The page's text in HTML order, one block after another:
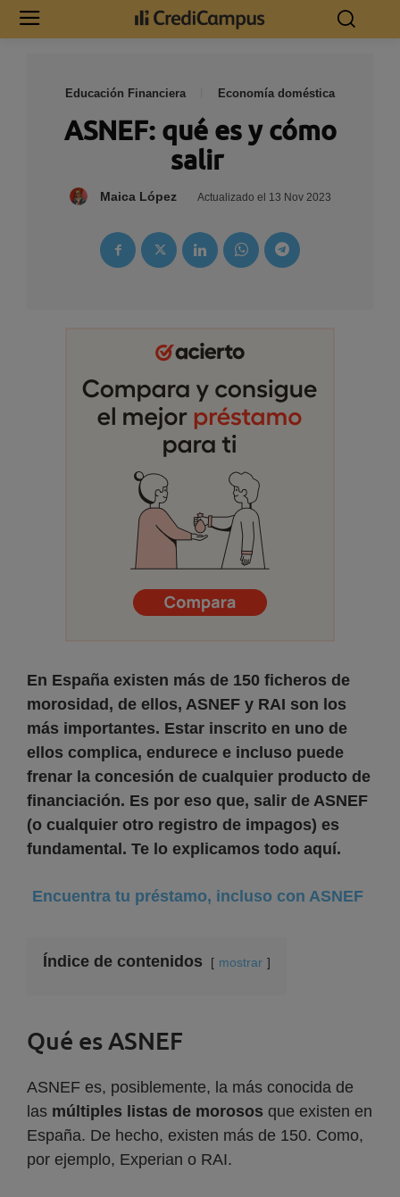
Educación Financiera Economía doméstica
ASNEF: qué es y cómo
salir
Maica López Actualizado el 13 Nov 2023
En España existen más de 150 ficheros de
morosidad, de ellos, ASNEF y RAI son los
más importantes. Estar inscrito en uno de
ellos complica, endurece e incluso puede
frenar la concesión de cualquier producto de
financiación. Es por eso que, salir de ASNEF
(o cualquier otro registro de impagos) es
fundamental. Te lo explicamos todo aquí.
Encuentra tu préstamo, incluso con ASNEF
Índice de contenidos mostrar
Qué es ASNEF
ASNEF es, posiblemente, la más conocida de
las múltiples listas de morosos que existen en
España. De hecho, existen más de 150. Como,
por ejemplo, Experian o RAI.